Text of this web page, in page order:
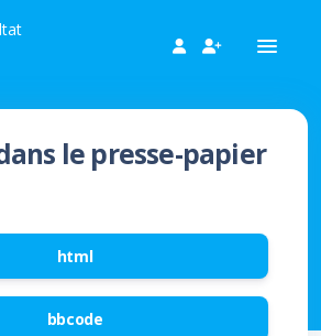
le presse-papier
html
bbcode